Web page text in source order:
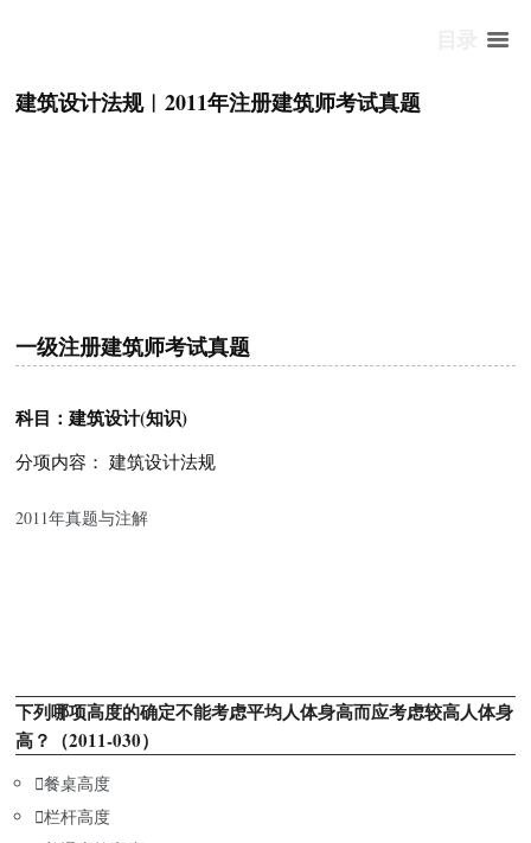
建筑设计法规︱2011年注册建筑师考试真题
一级注册建筑师考试真题
科目：建筑设计(知识)
分项内容： 建筑设计法规
2011年真题与注解
下列哪项高度的确定不能考虑平均人体身高而应考虑较高人体身
高？（2011-030）
餐桌高度
栏杆高度